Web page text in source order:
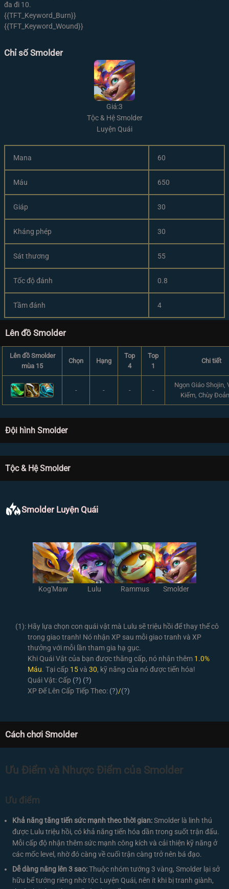
đa đi 10.
{{TFT_Keyword_Burn}}
{{TFT_Keyword_Wound}}
Chỉ số Smolder
Giá:3
Tộc & Hệ Smolder
Luyện Quái
Mana 60
Máu 650
Giáp 30
Kháng phép 30
Sát thương 55
Tốc độ đánh 0.8
Tầm đánh 4
Lên đồ Smolder
Lên đồ Smolder
mùa 15
Chọn Hạng
Top
4
Top
1
Chi tiết
- - - -
Ngọn Giáo Shojin,
Kiếm, Chùy
Đội hình Smolder
Tộc & Hệ Smolder
Smolder Luyện Quái
Kog'Maw Lulu Rammus Smolder
(1): Hãy lựa chọn con quái vật mà Lulu sẽ triệu hồi để thay thế cô
trong giao tranh! Nó nhận XP sau mỗi giao tranh và XP
thưởng với mỗi lần tham gia hạ gục.
Khi Quái Vật của bạn được thăng cấp, nó nhận thêm 1.0%
Máu. Tại cấp 15và 30, kỹ năng của nó được tiến hóa!
Quái Vật: Cấp (?) (?)
XP Để Lên Cấp Tiếp Theo: (?)/(?)
Cách chơi Smolder
Ưu Điểm và Nhược Điểm của Smolder
Ưu điểm
Khả năng tăng tiến sức mạnh theo thời gian:Smolder là linh thú
được Lulu triệu hồi, có khả năng tiến hóa dần trong suốt trận đấu.
Mỗi cấp độ nhận thêm sức mạnh công kích và cải thiện kỹ năng ở
các mốc level, nhờ đó càng về cuối trận càng trở nên bá đạo.
Dễ dàng nâng lên 3 sao:Thuộc nhóm tướng 3 vàng, Smolder lại sở
hữu bể tướng riêng nhờ tộc Luyện Quái, nên ít khi bị tranh giành,